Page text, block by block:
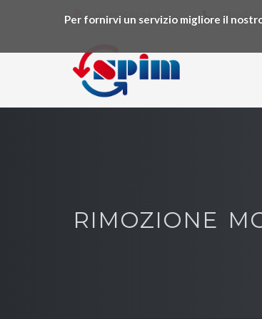
Per fornirvi un servizio migliore il
VALMADRERA (LC) 0341-
RIMOZIONE